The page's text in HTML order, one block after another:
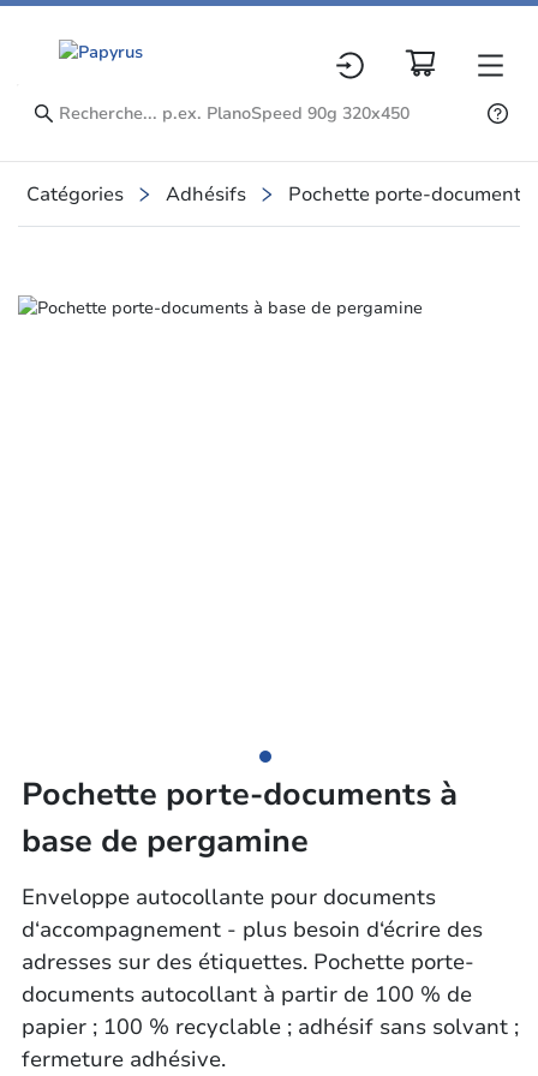
Catégories Adhésifs Pochette porte-documents
Slide 1 of 1
Pochette porte-documents à
base de pergamine
Enveloppe autocollante pour documents
d‘accompagnement - plus besoin d‘écrire des
adresses sur des étiquettes. Pochette porte-
documents autocollant à partir de 100 % de
papier ; 100 % recyclable ; adhésif sans solvant ;
fermeture adhésive.